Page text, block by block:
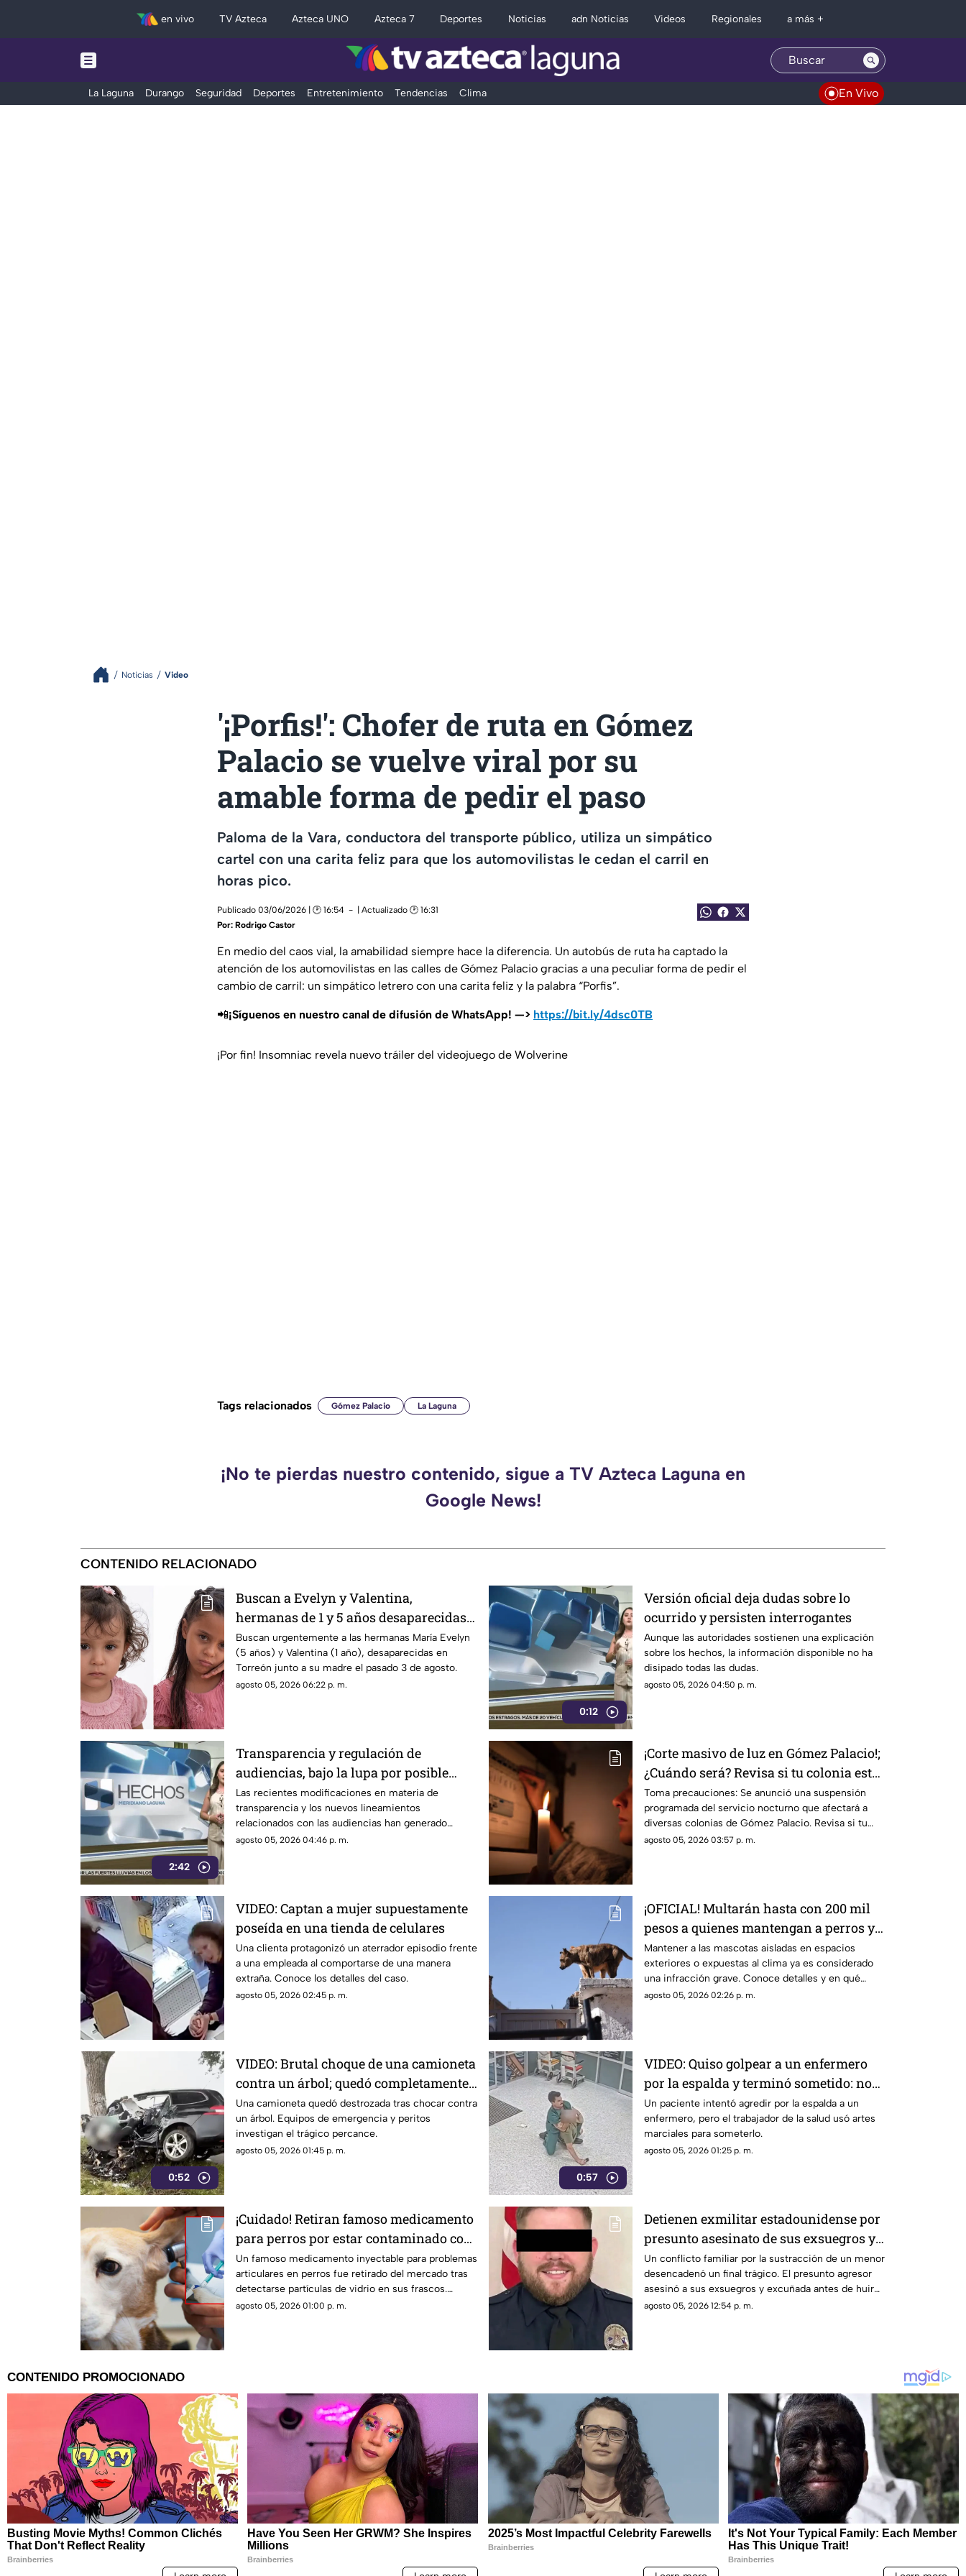
en vivo TV Azteca Azteca UNO Azteca 7 Deportes Noticias adn Noticias Videos Regionales a más +
La Laguna Durango Seguridad Deportes Entretenimiento Tendencias Clima En Vivo
Noticias Video
'¡Porfis!': Chofer de ruta en Gómez
Palacio se vuelve viral por su
amable forma de pedir el paso
Paloma de la Vara, conductora del transporte público, utiliza un simpático
cartel con una carita feliz para que los automovilistas le cedan el carril en
horas pico.
Publicado 03/06/2026 | 🕑 16:54
| Actualizado 🕑 16:31
Por: Rodrigo Castor
En medio del caos vial, la amabilidad siempre hace la diferencia. Un autobús de ruta ha captado la
atención de los automovilistas en las calles de Gómez Palacio gracias a una peculiar forma de pedir el
cambio de carril: un simpático letrero con una carita feliz y la palabra “Porfis”.
📲¡Síguenos en nuestro canal de difusión de WhatsApp! —> https://bit.ly/4dsc0TB
¡Por fin! Insomniac revela nuevo tráiler del videojuego de Wolverine
Tags relacionados Gómez Palacio La Laguna
¡No te pierdas nuestro contenido, sigue a TV Azteca Laguna en
Google News!
CONTENIDO RELACIONADO
Buscan a Evelyn y Valentina,
hermanas de 1 y 5 años desaparecidas
en Torreón
Buscan urgentemente a las hermanas María Evelyn
(5 años) y Valentina (1 año), desaparecidas en
Torreón junto a su madre el pasado 3 de agosto.
agosto 05, 2026 06:22 p. m.
0:12
Versión oficial deja dudas sobre lo
ocurrido y persisten interrogantes
Aunque las autoridades sostienen una explicación
sobre los hechos, la información disponible no ha
disipado todas las dudas.
agosto 05, 2026 04:50 p. m.
2:42
Transparencia y regulación de
audiencias, bajo la lupa por posible
control de la información
Las recientes modificaciones en materia de
transparencia y los nuevos lineamientos
relacionados con las audiencias han generado
cuestionamientos por un posible control de la
agosto 05, 2026 04:46 p. m.
¡Corte masivo de luz en Gómez Palacio!;
¿Cuándo será? Revisa si tu colonia está
en la lista AQUÍ
Toma precauciones: Se anunció una suspensión
programada del servicio nocturno que afectará a
diversas colonias de Gómez Palacio. Revisa si tu
colonia está en la lista
agosto 05, 2026 03:57 p. m.
VIDEO: Captan a mujer supuestamente
poseída en una tienda de celulares
Una clienta protagonizó un aterrador episodio frente
a una empleada al comportarse de una manera
extraña. Conoce los detalles del caso.
agosto 05, 2026 02:45 p. m.
¡OFICIAL! Multarán hasta con 200 mil
pesos a quienes mantengan a perros y
gatos viviendo en patios o azoteas
Mantener a las mascotas aisladas en espacios
exteriores o expuestas al clima ya es considerado
una infracción grave. Conoce detalles y en qué
casos aplican las sanciones.
agosto 05, 2026 02:26 p. m.
0:52
VIDEO: Brutal choque de una camioneta
contra un árbol; quedó completamente
destruida
Una camioneta quedó destrozada tras chocar contra
un árbol. Equipos de emergencia y peritos
investigan el trágico percance.
agosto 05, 2026 01:45 p. m.
0:57
VIDEO: Quiso golpear a un enfermero
por la espalda y terminó sometido: no
sabía que era experto en artes
marciales
Un paciente intentó agredir por la espalda a un
enfermero, pero el trabajador de la salud usó artes
marciales para someterlo.
agosto 05, 2026 01:25 p. m.
¡Cuidado! Retiran famoso medicamento
para perros por estar contaminado con
VIDRIOS
Un famoso medicamento inyectable para problemas
articulares en perros fue retirado del mercado tras
detectarse partículas de vidrio en sus frascos.
Autoridades piden revisar empaques y suspender su
agosto 05, 2026 01:00 p. m.
Detienen exmilitar estadounidense por
presunto asesinato de sus exsuegros y
excuñada en Coahuila
Un conflicto familiar por la sustracción de un menor
desencadenó un final trágico. El presunto agresor
asesinó a sus exsuegros y excuñada antes de huir
hacia la frontera.
agosto 05, 2026 12:54 p. m.